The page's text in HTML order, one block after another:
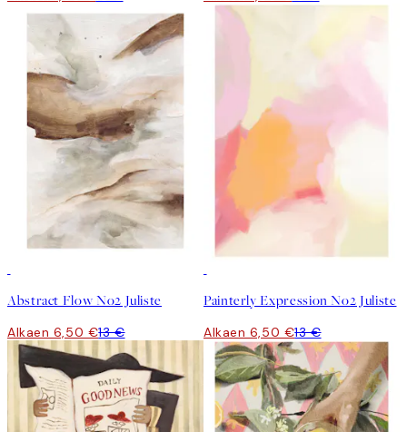
Abstract Flow No2 Juliste
Alkaen 6,50 €13 €
Painterly Expression No2 Juliste
Alkaen 6,50 €13 €